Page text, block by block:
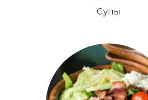
Супы